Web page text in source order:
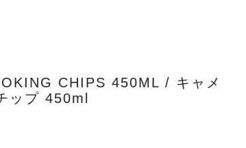
CHIPS 450ML / キャメ
ップ 450ml